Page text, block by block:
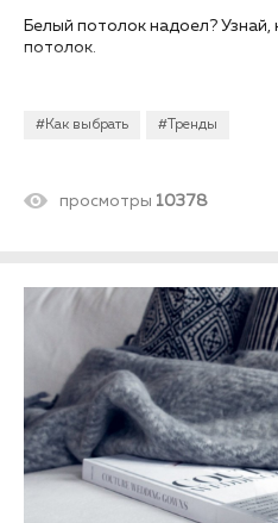
#Как выбрать #Тренды
Белый потолок надоел?
потолок.
просмотры 10378